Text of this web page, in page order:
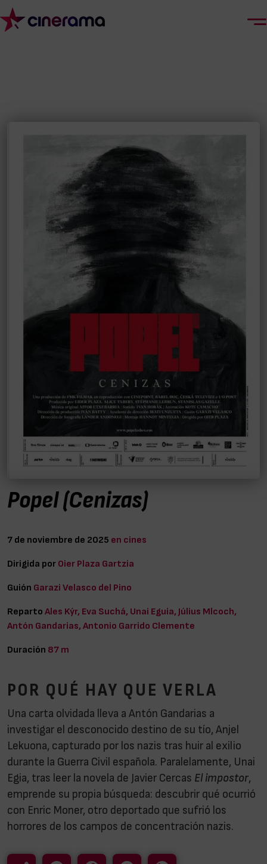
Popel (Cenizas)
7 de noviembre de 2025 en cines
Dirigida por Oier Plaza Gartzia
Guión Garazi Velasco del Pino
Reparto Ales Kýr, Eva Suchá, Unai Eguia, Július Mlcoch,
Antón Gandarias, Antonio Garrido Clemente
Duración 87 m
POR QUÉ HAY QUE VERLA
Una carta olvidada lleva a Antón Gandarias a
investigar el desconocido destino de su tío, Anjel
Lekuona, capturado por los nazis tras huir al exilio
durante la Guerra Civil española. Paralelamente, Unai
Egia, tras leer la novela de Javier Cercas El impostor,
emprende su propia búsqueda: descubrir qué ocurrió
con Enric Moner, otro deportado que sufrió los
horrores de los campos de concentración nazis.